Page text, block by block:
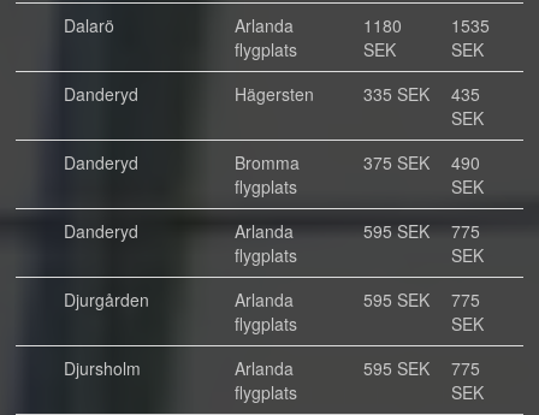
Dalarö
Arlanda
flygplats
1180
SEK
1535
SEK
Danderyd
Hägersten 335 SEK
435
SEK
Danderyd
Bromma
flygplats
375 SEK
490
SEK
Danderyd
Arlanda
flygplats
595 SEK
775
SEK
Djurgården
Arlanda
flygplats
595 SEK
775
SEK
Djursholm
Arlanda
flygplats
595 SEK
775
SEK